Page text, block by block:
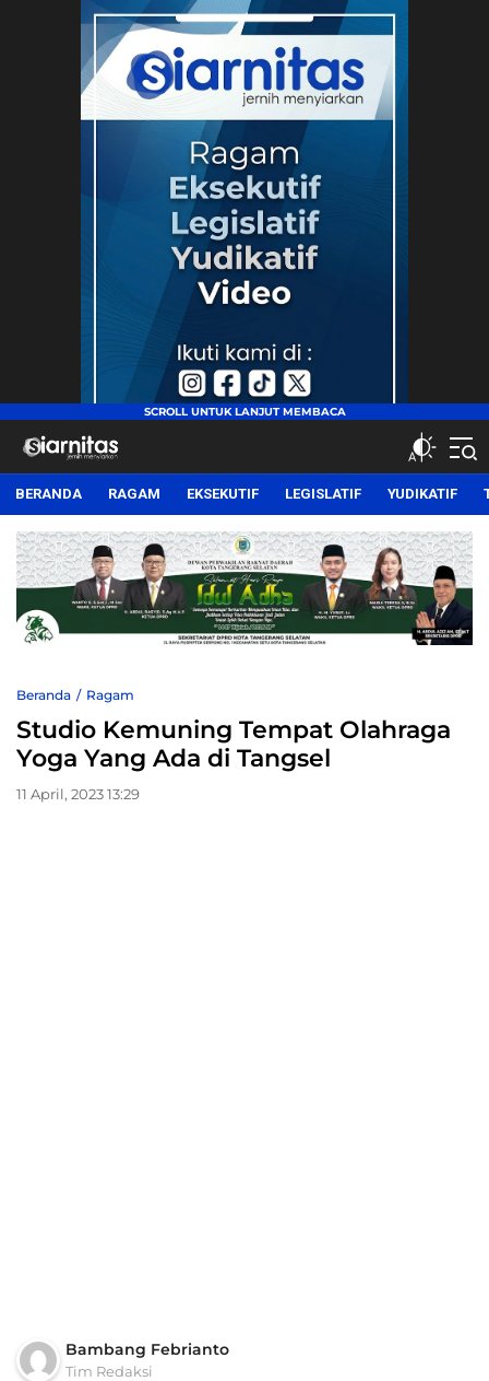
siarnitas
Jernih Menyiarkan
BERANDA RAGAM EKSEKUTIF LEGISLATIF YUDIKATIF
Beranda Ragam
Studio Kemuning Tempat Olahraga
Yoga Yang Ada di Tangsel
11 April, 2023 13:29
Bambang Febrianto
Tim Redaksi